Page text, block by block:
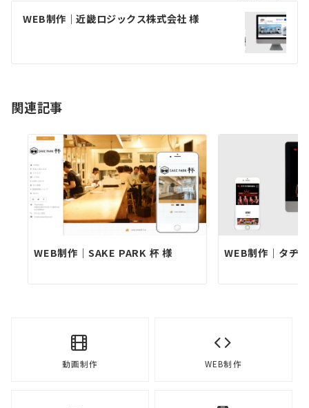
ゲ
シ
ン
WEB制作｜近畿ロジックス株式会社 様
関連記事
WEB制作｜SAKE PARK 杯 様 WEB制作｜タヂ
動画制作 WEB制作